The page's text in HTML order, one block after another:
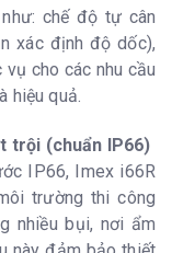
chế độ tự cân
xác định độ dốc),
cho các nhu cầu
hiệu quả.
trội (chuẩn IP66)
IP66, Imex i66R
trường thi công
nhiều bụi, nơi ẩm